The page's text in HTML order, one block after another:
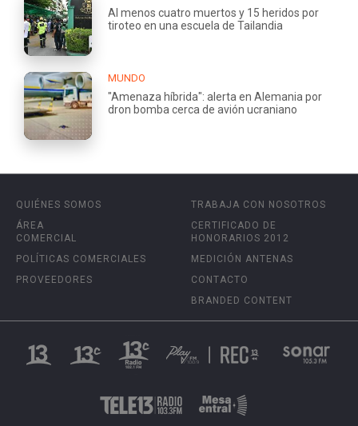
Al menos cuatro muertos y 15 heridos por
tiroteo en una escuela de Tailandia
MUNDO
"Amenaza híbrida": alerta en Alemania por
dron bomba cerca de avión ucraniano
QUIÉNES SOMOS
ÁREA
COMERCIAL
POLÍTICAS COMERCIALES
PROVEEDORES
TRABAJA CON NOSOTROS
CERTIFICADO DE
HONORARIOS 2012
MEDICIÓN ANTENAS
CONTACTO
BRANDED CONTENT